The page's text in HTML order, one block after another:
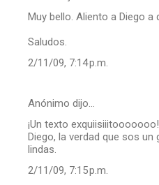
Muy bello. Aliento a Diego
Saludos.
2/11/09, 7:14 p.m.
Anónimo dijo…
¡Un texto
Diego, la verdad que sos
lindas.
2/11/09, 7:15 p.m.